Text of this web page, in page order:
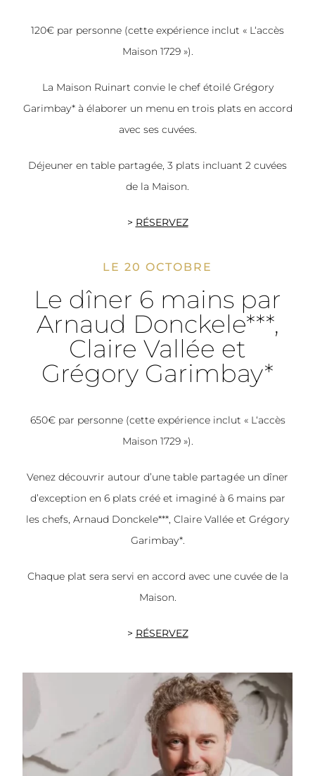
120€ par personne (cette expérience inclut « L‘accès
Maison 1729 »).
La Maison Ruinart convie le chef étoilé Grégory
Garimbay* à élaborer un menu en trois plats en accord
avec ses cuvées.
Déjeuner en table partagée, 3 plats incluant 2 cuvées
de la Maison.
> RÉSERVEZ
LE 20 OCTOBRE
Le dîner 6 mains par
Arnaud Donckele***,
Claire Vallée et
Grégory Garimbay*
650€ par personne (cette expérience inclut « L‘accès
Maison 1729 »).
Venez découvrir autour d’une table partagée un dîner
d’exception en 6 plats créé et imaginé à 6 mains par
les chefs, Arnaud Donckele***, Claire Vallée et Grégory
Garimbay*.
Chaque plat sera servi en accord avec une cuvée de la
Maison.
> RÉSERVEZ